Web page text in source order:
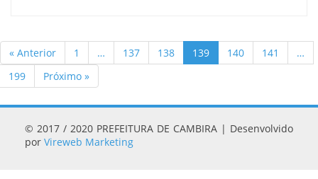
« Anterior 1 … 137 138 139 140 141
…
199
Próximo »
© 2017 / 2020 PREFEITURA DE CAMBIRA | Desenvolvido
por Vireweb Marketing